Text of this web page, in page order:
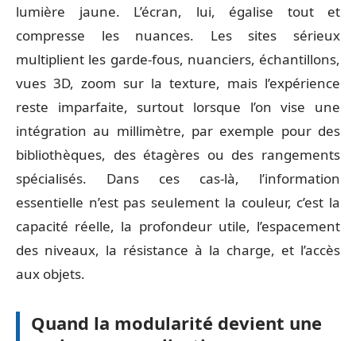
lumière jaune. L’écran, lui, égalise tout et
compresse les nuances. Les sites sérieux
multiplient les garde-fous, nuanciers, échantillons,
vues 3D, zoom sur la texture, mais l’expérience
reste imparfaite, surtout lorsque l’on vise une
intégration au millimètre, par exemple pour des
bibliothèques, des étagères ou des rangements
spécialisés. Dans ces cas-là, l’information
essentielle n’est pas seulement la couleur, c’est la
capacité réelle, la profondeur utile, l’espacement
des niveaux, la résistance à la charge, et l’accès
aux objets.
Quand la modularité devient une